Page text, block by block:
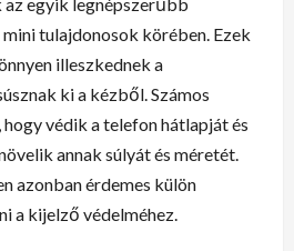
tulajdonosok körében. Ezek
illeszkednek a
ki a kézből. Számos
védik a telefon hátlapját és
annak súlyát és méretét.
azonban érdemes külön
a kijelző védelméhez.